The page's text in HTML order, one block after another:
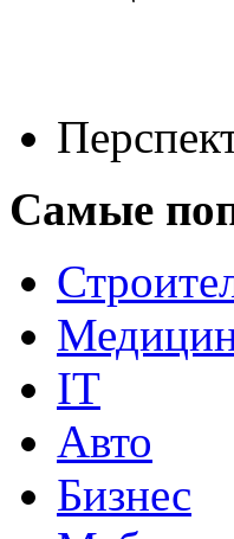
Самые
IT
Авто
Бизнес